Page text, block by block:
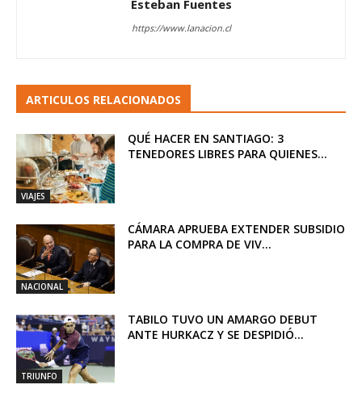
Esteban Fuentes
https://www.lanacion.cl
ARTICULOS RELACIONADOS
VIAJES
QUÉ HACER EN SANTIAGO: 3
TENEDORES LIBRES PARA QUIENES...
NACIONAL
CÁMARA APRUEBA EXTENDER SUBSIDIO
PARA LA COMPRA DE VIV...
TRIUNFO
TABILO TUVO UN AMARGO DEBUT
ANTE HURKACZ Y SE DESPIDIÓ...